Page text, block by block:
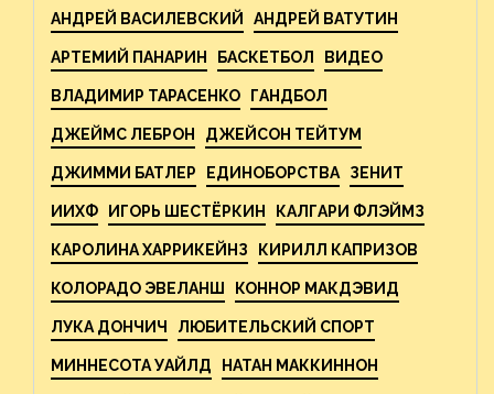
АНДРЕЙ ВАСИЛЕВСКИЙ АНДРЕЙ ВАТУТИН
АРТЕМИЙ ПАНАРИН БАСКЕТБОЛ ВИДЕО
ВЛАДИМИР ТАРАСЕНКО ГАНДБОЛ
ДЖЕЙМС ЛЕБРОН ДЖЕЙСОН ТЕЙТУМ
ДЖИММИ БАТЛЕР ЕДИНОБОРСТВА ЗЕНИТ
ИИХФ ИГОРЬ ШЕСТЁРКИН КАЛГАРИ ФЛЭЙМЗ
КАРОЛИНА ХАРРИКЕЙНЗ КИРИЛЛ КАПРИЗОВ
КОЛОРАДО ЭВЕЛАНШ КОННОР МАКДЭВИД
ЛУКА ДОНЧИЧ ЛЮБИТЕЛЬСКИЙ СПОРТ
МИННЕСОТА УАЙЛД НАТАН МАККИННОН